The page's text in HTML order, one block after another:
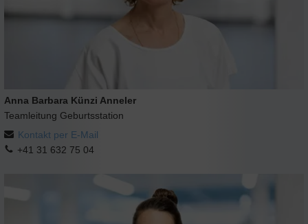
Anna Barbara Künzi Anneler
Teamleitung Geburtsstation
Kontakt per E-Mail
+41 31 632 75 04